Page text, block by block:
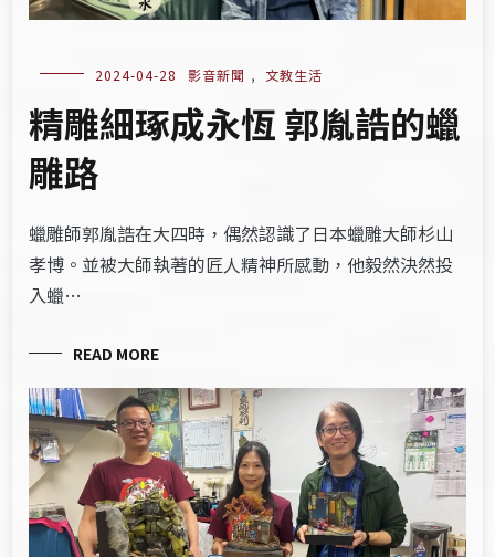
2024-04-28 影音新聞 , 文教生活
精雕細琢成永恆 郭胤誥的蠟
雕路
蠟雕師郭胤誥在大四時，偶然認識了日本蠟雕大師杉山
孝博。並被大師執著的匠人精神所感動，他毅然決然投
入蠟…
READ MORE